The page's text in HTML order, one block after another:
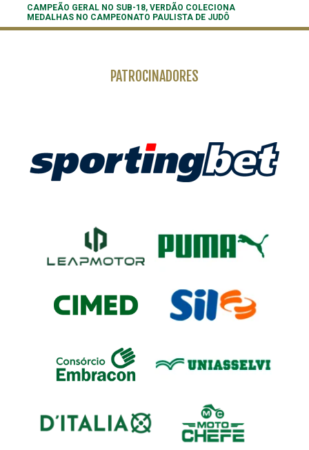
CAMPEÃO GERAL NO SUB-18, VERDÃO COLECIONA
MEDALHAS NO CAMPEONATO PAULISTA DE JUDÔ
PATROCINADORES